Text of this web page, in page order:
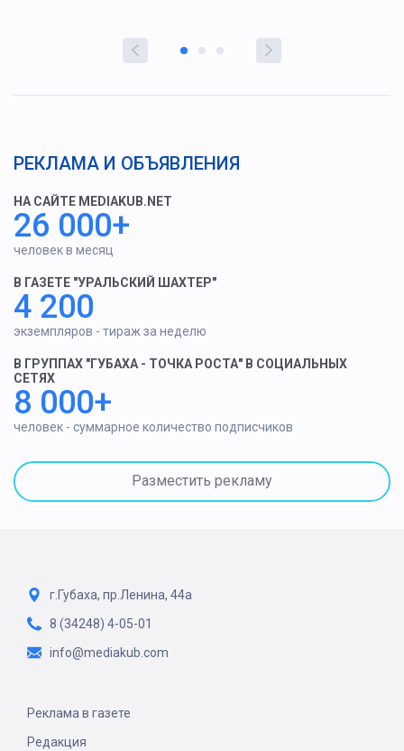
РЕКЛАМА И ОБЪЯВЛЕНИЯ
НА САЙТЕ MEDIAKUB.NET
26 000+
человек в месяц
В ГАЗЕТЕ "УРАЛЬСКИЙ ШАХТЕР"
4 200
экземпляров - тираж за неделю
В ГРУППАХ "ГУБАХА - ТОЧКА РОСТА" В СОЦИАЛЬНЫХ
СЕТЯХ
8 000+
человек - суммарное количество подписчиков
Разместить рекламу
г.Губаха, пр.Ленина, 44а
8 (34248) 4-05-01
info@mediakub.com
Реклама в газете
Редакция